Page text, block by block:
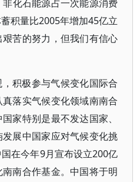
化石能源占一次能源消费
积量比2005年增加45亿立
苦的努力，但我们有信心
积极参与气候变化国际合
落实气候变化领域南南合
家特别是最不发达国家、
展中国家应对气候变化挑
在今年9月宣布设立200亿
南合作基金。中国将于明